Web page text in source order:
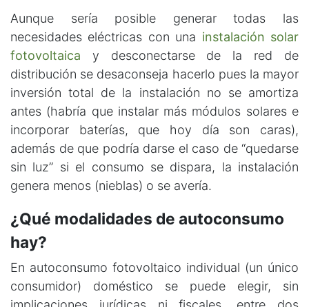
Aunque sería posible generar todas las
necesidades eléctricas con una instalación solar
fotovoltaica y desconectarse de la red de
distribución se desaconseja hacerlo pues la mayor
inversión total de la instalación no se amortiza
antes (habría que instalar más módulos solares e
incorporar baterías, que hoy día son caras),
además de que podría darse el caso de “quedarse
sin luz” si el consumo se dispara, la instalación
genera menos (nieblas) o se avería.
¿Qué modalidades de autoconsumo
hay?
En autoconsumo fotovoltaico individual (un único
consumidor) doméstico se puede elegir, sin